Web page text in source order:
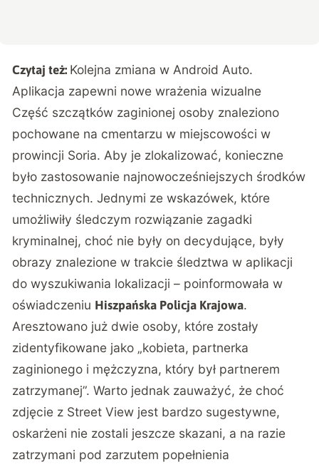
Czytaj też: Kolejna zmiana w Android Auto.
Aplikacja zapewni nowe wrażenia wizualne
Część szczątków zaginionej osoby znaleziono
pochowane na cmentarzu w miejscowości w
prowincji Soria. Aby je zlokalizować, konieczne
było zastosowanie najnowocześniejszych środków
technicznych. Jednymi ze wskazówek, które
umożliwiły śledczym rozwiązanie zagadki
kryminalnej, choć nie były on decydujące, były
obrazy znalezione w trakcie śledztwa w aplikacji
do wyszukiwania lokalizacji – poinformowała w
oświadczeniu Hiszpańska Policja Krajowa.
Aresztowano już dwie osoby, które zostały
zidentyfikowane jako „kobieta, partnerka
zaginionego i mężczyzna, który był partnerem
zatrzymanej”. Warto jednak zauważyć, że choć
zdjęcie z Street View jest bardzo sugestywne,
oskarżeni nie zostali jeszcze skazani, a na razie
zatrzymani pod zarzutem popełnienia